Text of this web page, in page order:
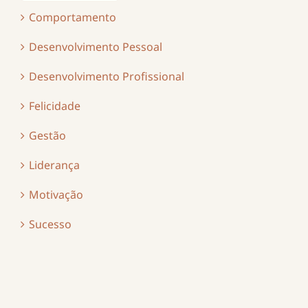
Comportamento
Desenvolvimento Pessoal
Desenvolvimento Profissional
Felicidade
Gestão
Liderança
Motivação
Sucesso